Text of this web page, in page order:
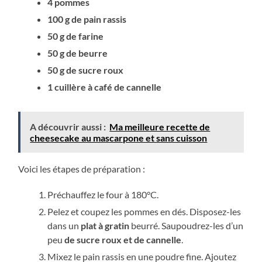
100 g de pain rassis
50 g de farine
50 g de beurre
50 g de sucre roux
1 cuillère à café de cannelle
A découvrir aussi : Ma meilleure recette de
cheesecake au mascarpone et sans cuisson
Voici les étapes de préparation :
Préchauffez le four à 180°C.
Pelez et coupez les pommes en dés. Disposez-les
dans un plat à gratin beurré. Saupoudrez-les d’un
peude sucre roux et de cannelle.
Mixez le pain rassis en une poudre fine. Ajoutez